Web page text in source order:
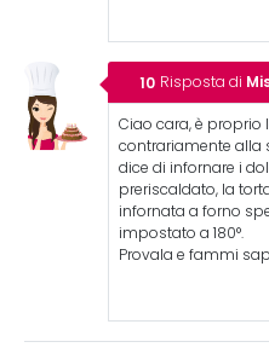
Risposta di
Ciao cara, è proprio
contrariamente alla
dice di infornare i
preriscaldato, la
infornata a forno
impostato a 180°.
Provala e fammi